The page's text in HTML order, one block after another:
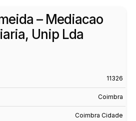
– Mediacao
Unip Lda
11326
Coimbra
Coimbra Cidade